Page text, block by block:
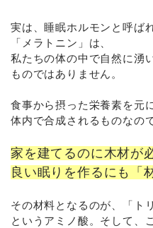
実は、睡眠ホルモンと呼ば
「メラトニン」は、
私たちの体の中で自然に湧
ものではありません。
食事から摂った栄養素を元に
体内で合成されるものなの
家を建てるのに木材が
良い眠りを作るにも「
その材料となるのが、「ト
というアミノ酸。そして、